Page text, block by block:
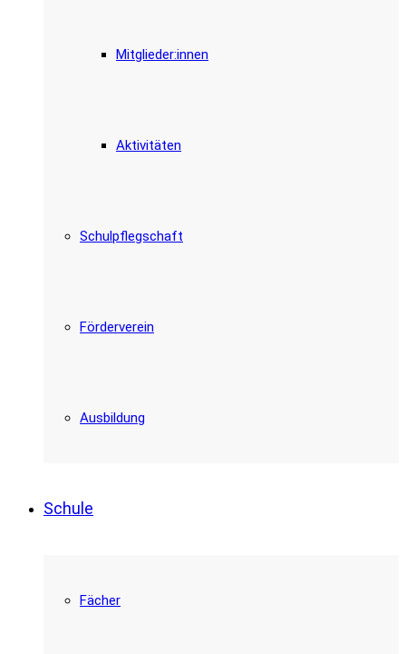
Mitglieder:innen
Aktivitäten
Schulpflegschaft
Förderverein
Ausbildung
Schule
Fächer